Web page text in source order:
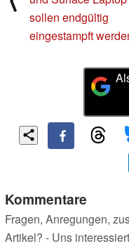
sollen endgültig
eingestampft
Kommentare
Fragen, Anregungen,
Artikel? - Uns